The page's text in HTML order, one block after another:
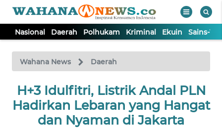
Nasional Daerah Polhukam Kriminal Ekuin Sains-
Wahana News Daerah
H+3 Idulfitri, Listrik Andal PLN
Hadirkan Lebaran yang Hangat
dan Nyaman di Jakarta
TV
Tutup
NASIONAL
DAERAH